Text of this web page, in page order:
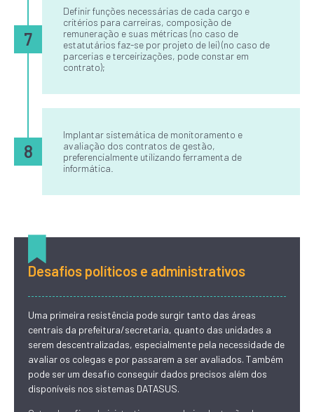
Definir funções necessárias de cada cargo e
critérios para carreiras, composição de
remuneração e suas métricas (no caso de
estatutários faz-se por projeto de lei) (no caso de
parcerias e terceirizações, pode constar em
contrato);
7
Implantar sistemática de monitoramento e
avaliação dos contratos de gestão,
preferencialmente utilizando ferramenta de
informática.
8
Desafios políticos e administrativos
Uma primeira resistência pode surgir tanto das áreas
centrais da prefeitura/secretaria, quanto das unidades a
serem descentralizadas, especialmente pela necessidade de
avaliar os colegas e por passarem a ser avaliados. Também
pode ser um desafio conseguir dados precisos além dos
disponíveis nos sistemas DATASUS.